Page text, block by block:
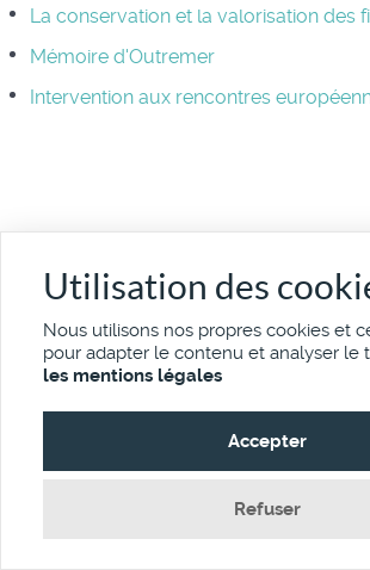
La conservation et la valorisation des
Mémoire d'Outremer
Intervention aux rencontres
Utilisation des
Nous utilisons nos propres cookies et
pour adapter le contenu et analyser le
les mentions légales
Accepter
Refuser